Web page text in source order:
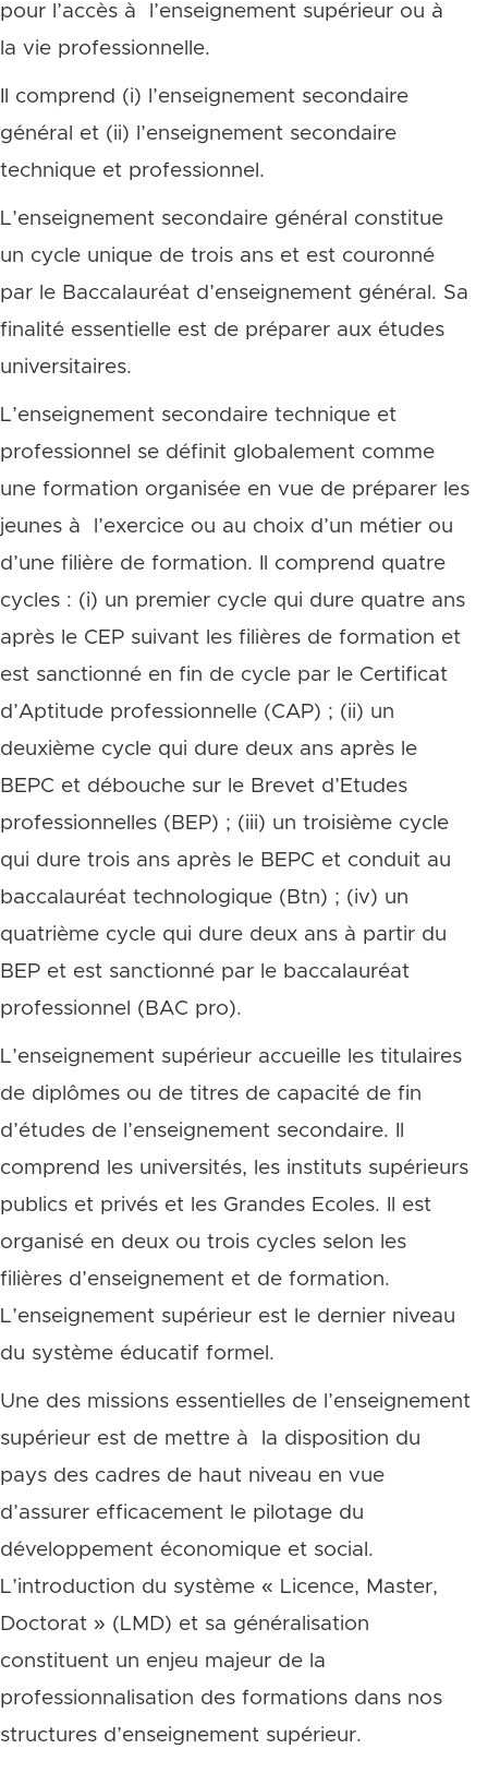
pour l’accès à l’enseignement supérieur ou à
la vie professionnelle.
Il comprend (i) l’enseignement secondaire
général et (ii) l’enseignement secondaire
technique et professionnel.
L’enseignement secondaire général constitue
un cycle unique de trois ans et est couronné
par le Baccalauréat d’enseignement général. Sa
finalité essentielle est de préparer aux études
universitaires.
L’enseignement secondaire technique et
professionnel se définit globalement comme
une formation organisée en vue de préparer les
jeunes à l’exercice ou au choix d’un métier ou
d’une filière de formation. Il comprend quatre
cycles : (i) un premier cycle qui dure quatre ans
après le CEP suivant les filières de formation et
est sanctionné en fin de cycle par le Certificat
d’Aptitude professionnelle (CAP) ; (ii) un
deuxième cycle qui dure deux ans après le
BEPC et débouche sur le Brevet d’Etudes
professionnelles (BEP) ; (iii) un troisième cycle
qui dure trois ans après le BEPC et conduit au
baccalauréat technologique (Btn) ; (iv) un
quatrième cycle qui dure deux ans à partir du
BEP et est sanctionné par le baccalauréat
professionnel (BAC pro).
L’enseignement supérieur accueille les titulaires
de diplômes ou de titres de capacité de fin
d’études de l’enseignement secondaire. Il
comprend les universités, les instituts supérieurs
publics et privés et les Grandes Ecoles. Il est
organisé en deux ou trois cycles selon les
filières d’enseignement et de formation.
L’enseignement supérieur est le dernier niveau
du système éducatif formel.
Une des missions essentielles de l’enseignement
supérieur est de mettre à la disposition du
pays des cadres de haut niveau en vue
d’assurer efficacement le pilotage du
développement économique et social.
L’introduction du système « Licence, Master,
Doctorat » (LMD) et sa généralisation
constituent un enjeu majeur de la
professionnalisation des formations dans nos
structures d’enseignement supérieur.